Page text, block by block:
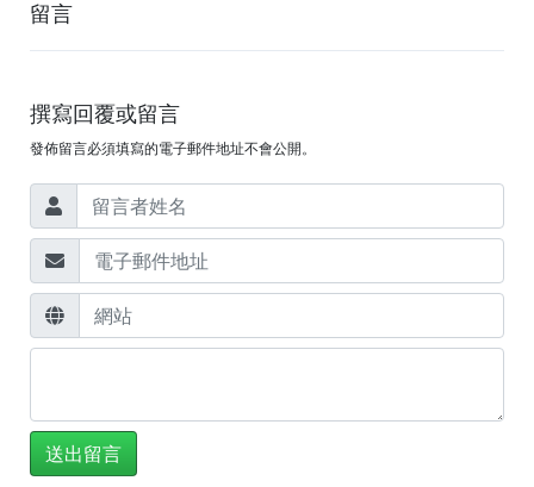
留言
撰寫回覆或留言
發佈留言必須填寫的電子郵件地址不會公開。